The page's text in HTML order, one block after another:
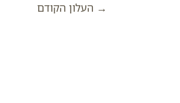
→ העלון הקודם